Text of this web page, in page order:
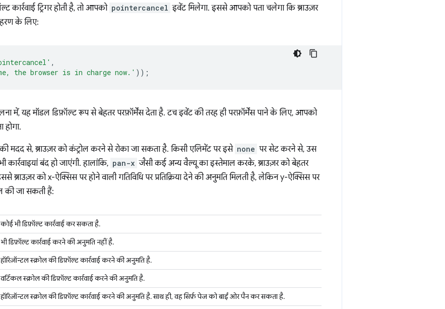
कार्रवाई ट्रिगर होती है, तो आपको pointercancel इवेंट मिलेगा. इससे आपको पता चलेगा कि ब्राउज़र
के लिए:
,
the browser is in charge now.' ));
में, यह मॉडल डिफ़ॉल्ट रूप से बेहतर परफ़ॉर्मेंस देता है. टच इवेंट की तरह ही परफ़ॉर्मेंस पाने के लिए, आपको
होगा.
की मदद से, ब्राउज़र को कंट्रोल करने से रोका जा सकता है. किसी एलिमेंट पर इसे none पर सेट करने से, उस
बंद हो जाएंगी. हालांकि, pan-x जैसी कई अन्य वैल्यू का इस्तेमाल करके, ब्राउज़र को बेहतर
ब्राउज़र को x-ऐक्सिस पर होने वाली गतिविधि पर प्रतिक्रिया देने की अनुमति मिलती है, लेकिन y-ऐक्सिस पर
की जा सकती हैं:
कोई भी डिफ़ॉल्ट कार्रवाई कर सकता है.
डिफ़ॉल्ट कार्रवाई करने की अनुमति नहीं है.
हॉरिज़ॉन्टल स्क्रोल की डिफ़ॉल्ट कार्रवाई करने की अनुमति है.
वर्टिकल स्क्रोल की डिफ़ॉल्ट कार्रवाई करने की अनुमति है.
हॉरिज़ॉन्टल स्क्रोल की डिफ़ॉल्ट कार्रवाई करने की अनुमति है. साथ ही, वह सिर्फ़ पेज को बाईं ओर पैन कर सकता है.